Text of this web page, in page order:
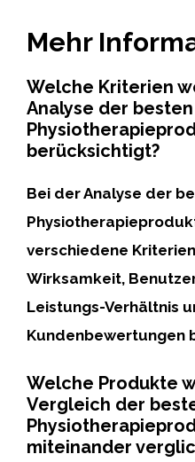
Mehr
Welche Kriterien
Analyse der besten
berücksichtigt?
Bei der Analyse der
verschiedene
Wirksamkeit,
Leistungs-Verhältnis
Kundenbewertungen
Welche Produkte
Vergleich der
miteinander